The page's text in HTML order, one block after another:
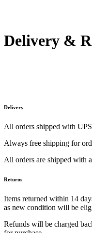
Delivery &
Delivery
All orders shipped with
Always free shipping for
All orders are shipped with
Returns
Items returned within 14
as new condition will be
Refunds will be charged